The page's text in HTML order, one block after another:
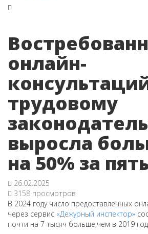
онлайн-
трудовому
выросла
на 50% за
26.02.2025
3158 просмотров
В 2024 году число предоставленных
через сервис «Дежурный инспектор»
почти на 7 тысяч больше,чем в 2019